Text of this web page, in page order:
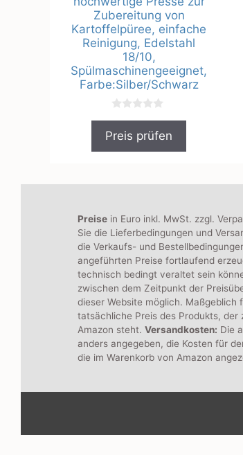
Zubereitung von
Kartoffelpüree, einfache
Reinigung, Edelstahl
18/10,
Spülmaschinengeeignet,
Farbe:Silber/Schwarz
o
Preis prüfen
Preise in Euro inkl. MwSt. zzgl.
Sie die Lieferbedingungen und
die Verkaufs- und
angeführten Preise fortlaufend
technisch bedingt veraltet sein
zwischen dem Zeitpunkt der
dieser Website möglich.
tatsächliche Preis des Produkts, der
Amazon steht. Versandkosten: Die
anders angegeben, die Kosten für
die im Warenkorb von Amazon